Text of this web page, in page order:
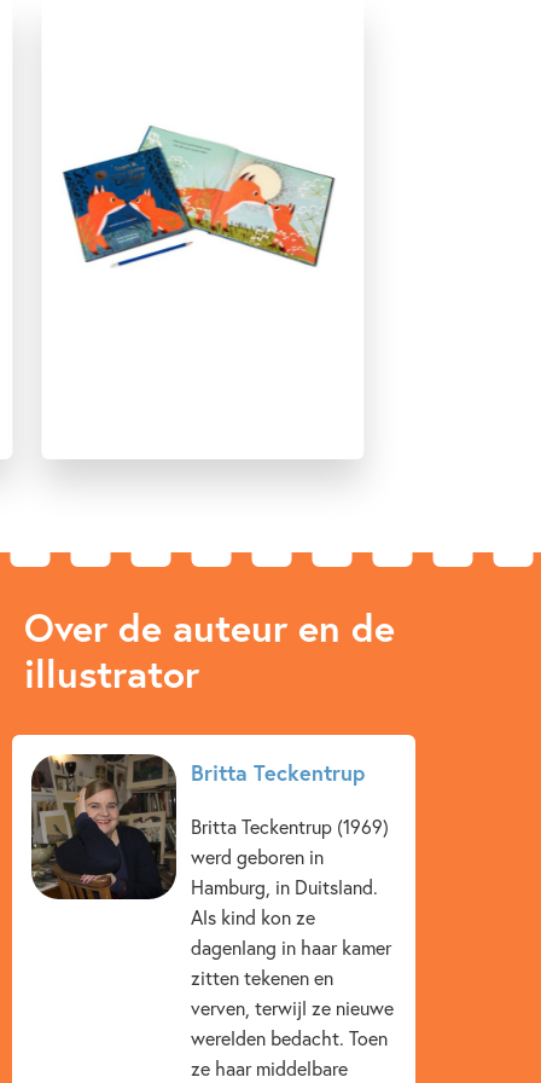
Zelfvertrouwen & weerbaarheid
Over de auteur en de
illustrator
Britta Teckentrup
Britta Teckentrup (1969)
werd geboren in
Hamburg, in Duitsland.
Als kind kon ze
dagenlang in haar kamer
zitten tekenen en
verven, terwijl ze nieuwe
werelden bedacht. Toen
ze haar middelbare